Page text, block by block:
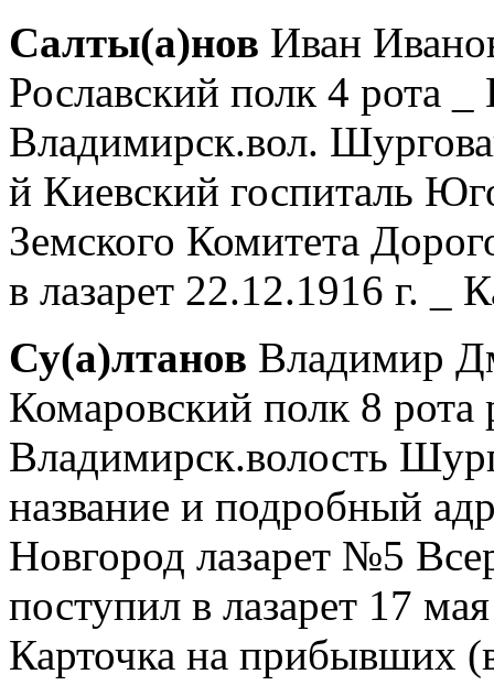
Салты(а)нов Иван
Рославский полк 4 рота
Владимирск.вол.
й Киевский госпиталь
Земского Комитета
в лазарет 22.12.1916 г. _
Су(а)лтанов Владимир
Комаровский полк 8
Владимирск.волость
название и подробный
Новгород лазарет №5
поступил в лазарет 17
Карточка на прибывших